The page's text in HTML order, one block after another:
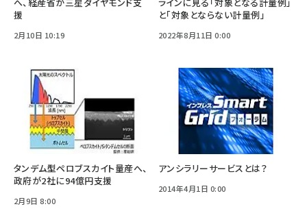
援
2月10日 10:19
と「対象とならない計量例」
2022年8月11日 0:00
タンデム型ペロブスカイト量産へ、
政府が2社に94億円支援
2月9日 8:00
アンシラリーサービスとは？
2014年4月1日 0:00